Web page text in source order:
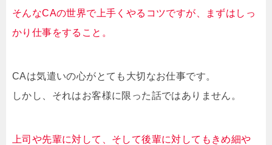
そんなCAの世界で上手くやるコツですが、まずはしっ
かり仕事をすること。
CAは気遣いの心がとても大切なお仕事です。
しかし、それはお客様に限った話ではありません。
上司や先輩に対して、そして後輩に対してもきめ細や